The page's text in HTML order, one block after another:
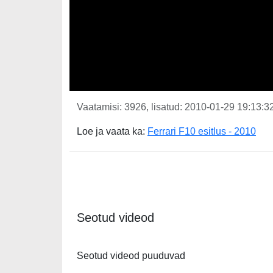
Vaatamisi: 3926, lisatud: 2010-01-29
Loe ja vaata ka: Ferrari F10 esitlus - 2010
Seotud videod
Seotud videod puuduvad